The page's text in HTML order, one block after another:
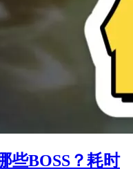
些BOSS？耗时